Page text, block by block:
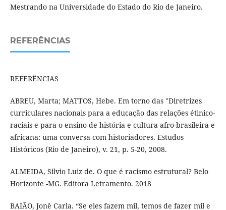
Mestrando na Universidade do Estado do Rio de Janeiro.
REFERÊNCIAS
REFERÊNCIAS
ABREU, Marta; MATTOS, Hebe. Em torno das "Diretrizes
curriculares nacionais para a educação das relações étinico-
raciais e para o ensino de história e cultura afro-brasileira e
africana: uma conversa com historiadores. Estudos
Históricos (Rio de Janeiro), v. 21, p. 5-20, 2008.
ALMEIDA, Silvio Luiz de. O que é racismo estrutural? Belo
Horizonte -MG. Editora Letramento. 2018
BAIÃO, Jonê Carla. “Se eles fazem mil, temos de fazer mil e